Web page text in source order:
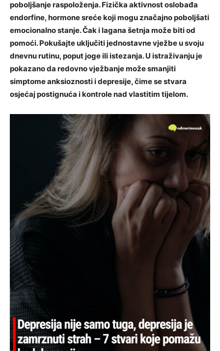
poboljšanje raspoloženja. Fizička aktivnost oslobađa
endorfine, hormone sreće koji mogu značajno poboljšati
emocionalno stanje. Čak i lagana šetnja može biti od
pomoći. Pokušajte uključiti jednostavne vježbe u svoju
dnevnu rutinu, poput joge ili istezanja.U istraživanju je
pokazano da redovno vježbanje može smanjiti
simptome anksioznosti i depresije, čime se stvara
osjećaj postignuća i kontrole nad vlastitim tijelom.